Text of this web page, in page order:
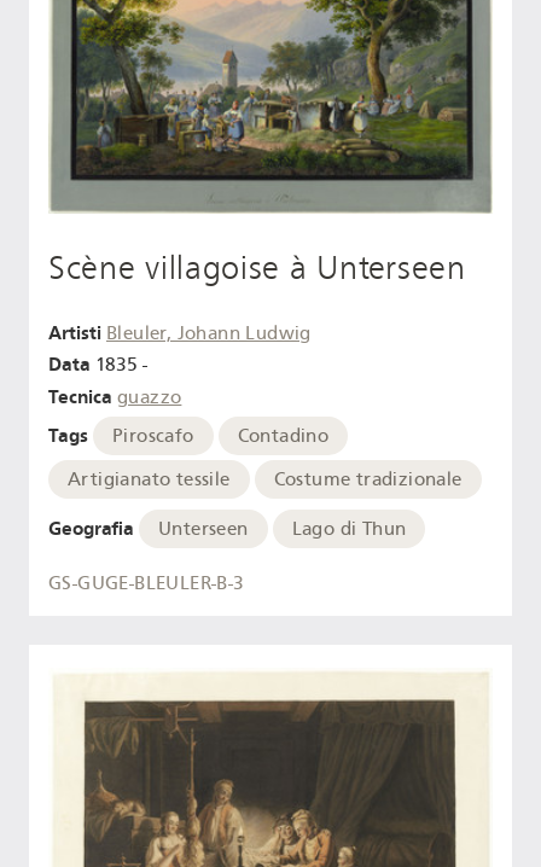
Scène villagoise à Unterseen
Artisti Bleuler, Johann Ludwig
Data 1835 -
Tecnica guazzo
Tags Piroscafo
Contadino
Artigianato tessile
Costume tradizionale
Geografia Unterseen Lago di Thun
GS-GUGE-BLEULER-B-3